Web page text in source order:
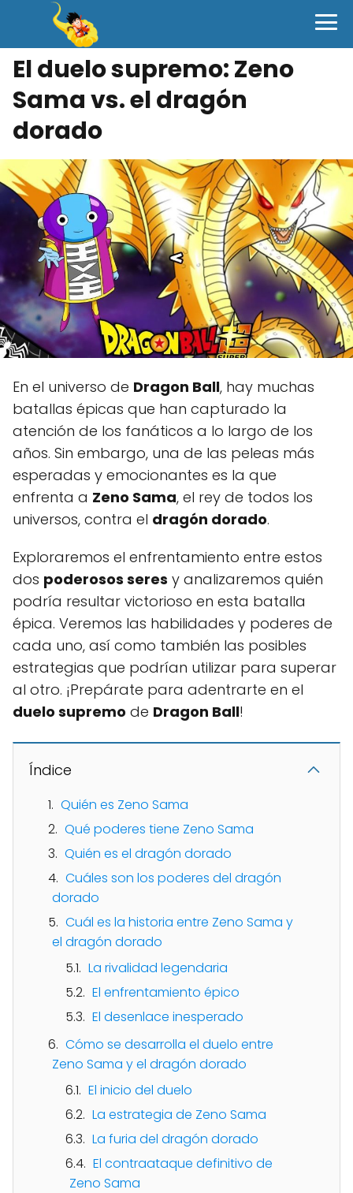
El duelo supremo: Zeno
Sama vs. el dragón
dorado
En el universo de Dragon Ball, hay muchas
batallas épicas que han capturado la
atención de los fanáticos a lo largo de los
años. Sin embargo, una de las peleas más
esperadas y emocionantes es la que
enfrenta a Zeno Sama, el rey de todos los
universos, contra el dragón dorado.
Exploraremos el enfrentamiento entre estos
dos poderosos seres y analizaremos quién
podría resultar victorioso en esta batalla
épica. Veremos las habilidades y poderes de
cada uno, así como también las posibles
estrategias que podrían utilizar para superar
al otro. ¡Prepárate para adentrarte en el
duelo supremo de Dragon Ball!
Índice
Quién es Zeno Sama
Qué poderes tiene Zeno Sama
Quién es el dragón dorado
Cuáles son los poderes del dragón
dorado
Cuál es la historia entre Zeno Sama y
el dragón dorado
La rivalidad legendaria
El enfrentamiento épico
El desenlace inesperado
Cómo se desarrolla el duelo entre
Zeno Sama y el dragón dorado
El inicio del duelo
La estrategia de Zeno Sama
La furia del dragón dorado
El contraataque definitivo de
Zeno Sama